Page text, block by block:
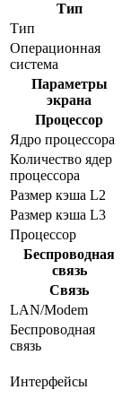
Тип
Тип
Операционная
система
Параметры
экрана
Процессор
Ядро процессора
Количество ядер
процессора
Размер кэша L2
Размер кэша L3
Процессор
Беспроводная
связь
Связь
LAN/Modem
Беспроводная
связь
Интерфейсы